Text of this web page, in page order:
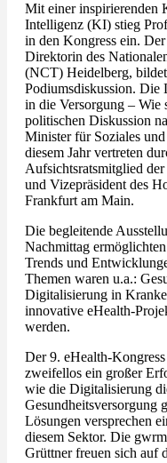
Mit einer inspirierenden
Intelligenz (KI) stieg
in den Kongress ein.
Direktorin des
(NCT) Heidelberg,
Podiumsdiskussion. Die
in die Versorgung – Wie
politischen Diskussion
Minister für Soziales
diesem Jahr vertreten
Aufsichtsratsmitglied
und Vizepräsident des
Frankfurt am Main.
Die begleitende
Nachmittag
Trends und
Themen waren u.a.:
Digitalisierung in
innovative eHealth-
werden.
Der 9. eHealth-
zweifellos ein großer
wie die Digitalisierung
Gesundheitsversorgung
Lösungen versprechen
diesem Sektor. Die
Grüttner freuen sich auf